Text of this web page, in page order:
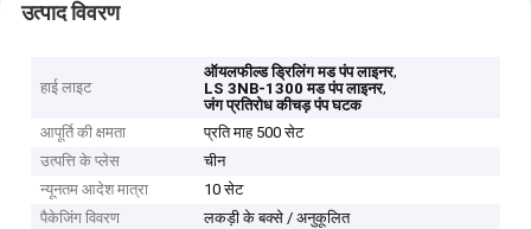
उत्पाद विवरण
हाई लाइट
ऑयलफील्ड ड्रिलिंग मड पंप लाइनर,
LS 3NB-1300 मड पंप लाइनर,
जंग प्रतिरोध कीचड़ पंप घटक
आपूर्ति की क्षमता
प्रति माह 500 सेट
उत्पत्ति के प्लेस
चीन
न्यूनतम आदेश मात्रा
10 सेट
पैकेजिंग विवरण
लकड़ी के बक्से / अनुकूलित